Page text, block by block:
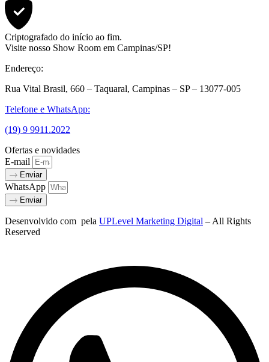
Criptografado do início ao fim.
Visite nosso Show Room em Campinas/SP!
Endereço:
Rua Vital Brasil, 660 – Taquaral, Campinas – SP – 13077-005
Telefone e WhatsApp:
(19) 9 9911.2022
Ofertas e novidades
E-mail
Enviar
WhatsApp
Enviar
Desenvolvido com pela UPLevel Marketing Digital – All Rights
Reserved